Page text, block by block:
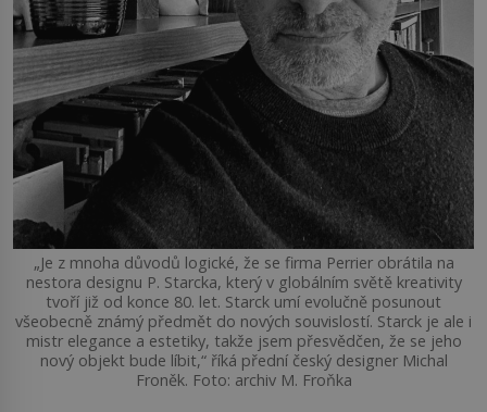
„Je z mnoha důvodů logické, že se firma Perrier obrátila na
nestora designu P. Starcka, který v globálním světě kreativity
tvoří již od konce 80. let. Starck umí evolučně posunout
všeobecně známý předmět do nových souvislostí. Starck je ale i
mistr elegance a estetiky, takže jsem přesvědčen, že se jeho
nový objekt bude líbit,“ říká přední český designer Michal
Froněk. Foto: archiv M. Froňka